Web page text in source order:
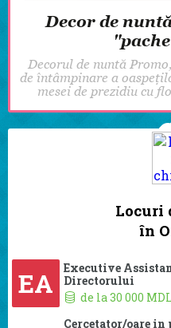
Decor de
Decorul de nuntă
de întâmpinare a
mesei de prezidiu cu